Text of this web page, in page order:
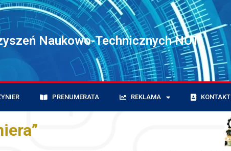
Naukowo-Technicznych NOT
PRENUMERATA REKLAMA KONTAKT